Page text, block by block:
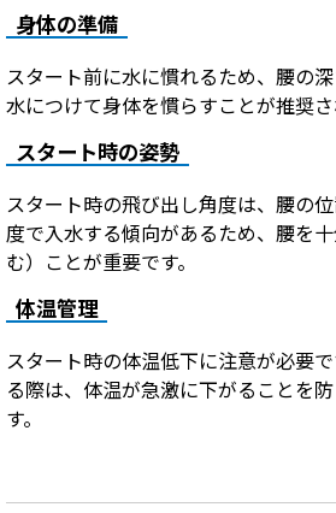
身体の準備
スタート前に水に慣れるため、腰の
水につけて身体を慣らすことが推奨さ
スタート時の姿勢
スタート時の飛び出し角度は、腰の
度で入水する傾向があるため、腰を
む）ことが重要です。
体温管理
スタート時の体温低下に注意が必要
る際は、体温が急激に下がることを
す。